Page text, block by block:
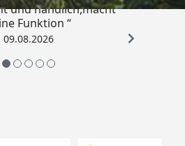
und handlich,macht
Funktion “
09.08.2026